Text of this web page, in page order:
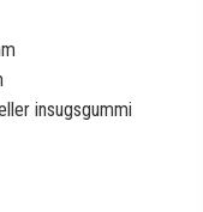
insugsgummi